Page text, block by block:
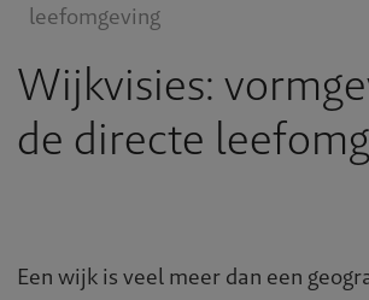
leefomgeving
Wijkvisies:
de directe
Een wijk is veel meer dan een